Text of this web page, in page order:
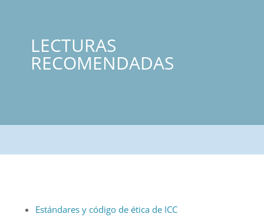
LECTURAS
RECOMENDADAS
Estándares y código de ética de ICC